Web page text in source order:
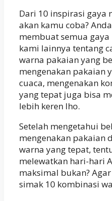
Dari 10 inspirasi gaya
akan kamu coba?
membuat semua
kami lainnya tentang
warna pakaian yang
mengenakan pakaian
cuaca, mengenakan
yang tepat juga bisa
lebih keren lho.
Setelah mengetahui
mengenakan pakaian
warna yang tepat,
melewatkan hari-hari
maksimal bukan?
simak 10 kombinasi